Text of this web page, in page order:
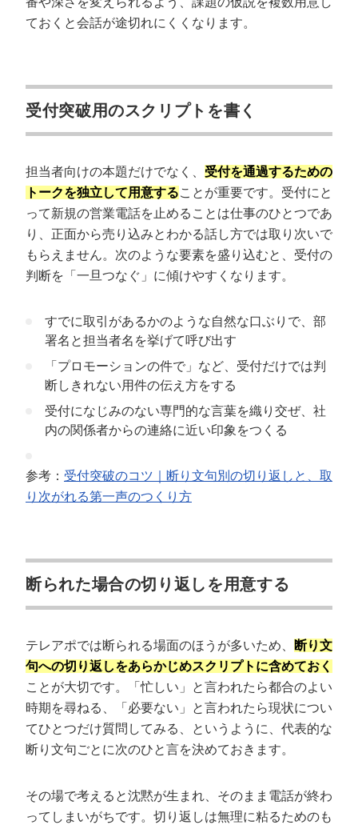
ておくと会話が途切れにくくなります。
受付突破用のスクリプトを書く
担当者向けの本題だけでなく、 受付を通過するための
トークを独立して用意することが重要です。受付にと
って新規の営業電話を止めることは仕事のひとつであ
り、正面から売り込みとわかる話し方では取り次いで
もらえません。次のような要素を盛り込むと、受付の
判断を「一旦つなぐ」に傾けやすくなります。
すでに取引があるかのような自然な口ぶりで、部
署名と担当者名を挙げて呼び出す
「プロモーションの件で」など、受付だけでは判
断しきれない用件の伝え方をする
受付になじみのない専門的な言葉を織り交ぜ、社
内の関係者からの連絡に近い印象をつくる
参考： 受付突破のコツ｜断り文句別の切り返しと、取
り次がれる第一声のつくり方
断られた場合の切り返しを用意する
テレアポでは断られる場面のほうが多いため、
断り文
句への切り返しをあらかじめスクリプトに含めておく
ことが大切です。「忙しい」と言われたら都合のよい
時期を尋ねる、「必要ない」と言われたら現状につい
てひとつだけ質問してみる、というように、代表的な
断り文句ごとに次のひと言を決めておきます。
その場で考えると沈黙が生まれ、そのまま電話が終わ
ってしまいがちです。切り返しは無理に粘るためのも